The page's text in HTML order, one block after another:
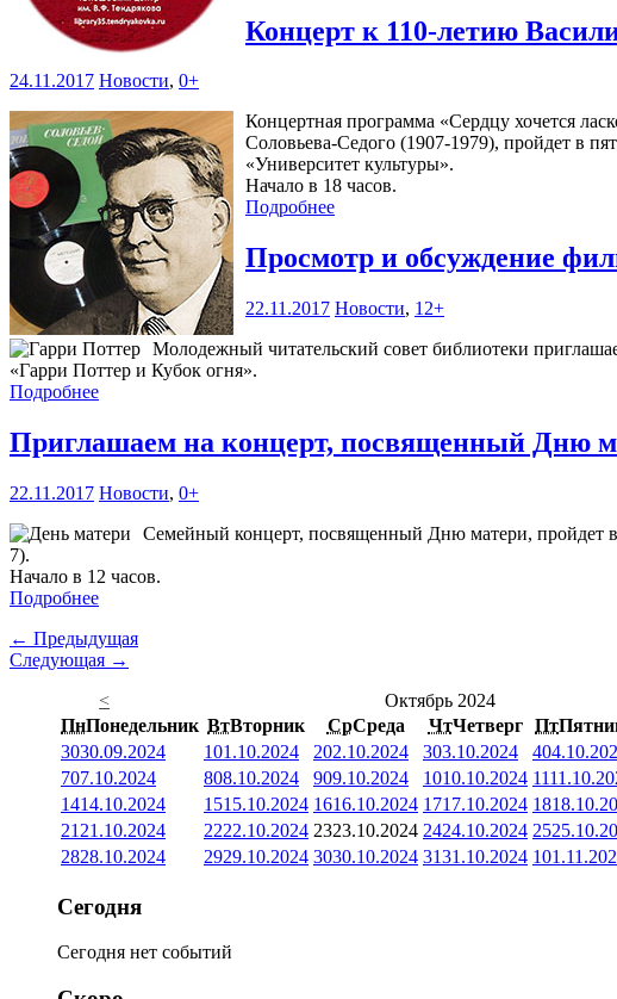
Концерт к 110-летию
24.11.2017 Новости, 0+
Концертная программа «Сердцу хочется
Соловьева-Седого (1907-1979), пройдет в
«Университет культуры».
Начало в 18 часов.
Подробнее
Просмотр и обсуждение
22.11.2017 Новости, 12+
Молодежный читательский совет библиотеки
«Гарри Поттер и Кубок огня».
Подробнее
Приглашаем на концерт, посвященный Дню
22.11.2017 Новости, 0+
Семейный концерт, посвященный Дню матери, пройдет в
7).
Начало в 12 часов.
Подробнее
← Предыдущая
Следующая →
<
Октябрь 2024
ПнПонедельник ВтВторник СрСреда ЧтЧетверг Пт
3030.09.2024 101.10.2024 202.10.2024 303.10.2024 4
707.10.2024 808.10.2024 909.10.2024 1010.10.2024 11
1414.10.2024 1515.10.2024 1616.10.2024 1717.10.2024 18
21 21.10.2024 2222.10.2024 2323.10.2024 2424.10.2024 25
2828.10.2024 2929.10.2024 3030.10.2024 3131.10.2024 1
Сегодня
Сегодня нет событий